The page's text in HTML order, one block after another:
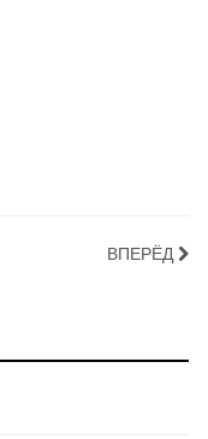
ВПЕРЁД